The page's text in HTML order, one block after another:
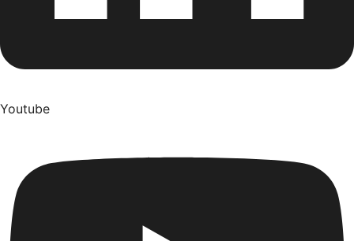
Youtube